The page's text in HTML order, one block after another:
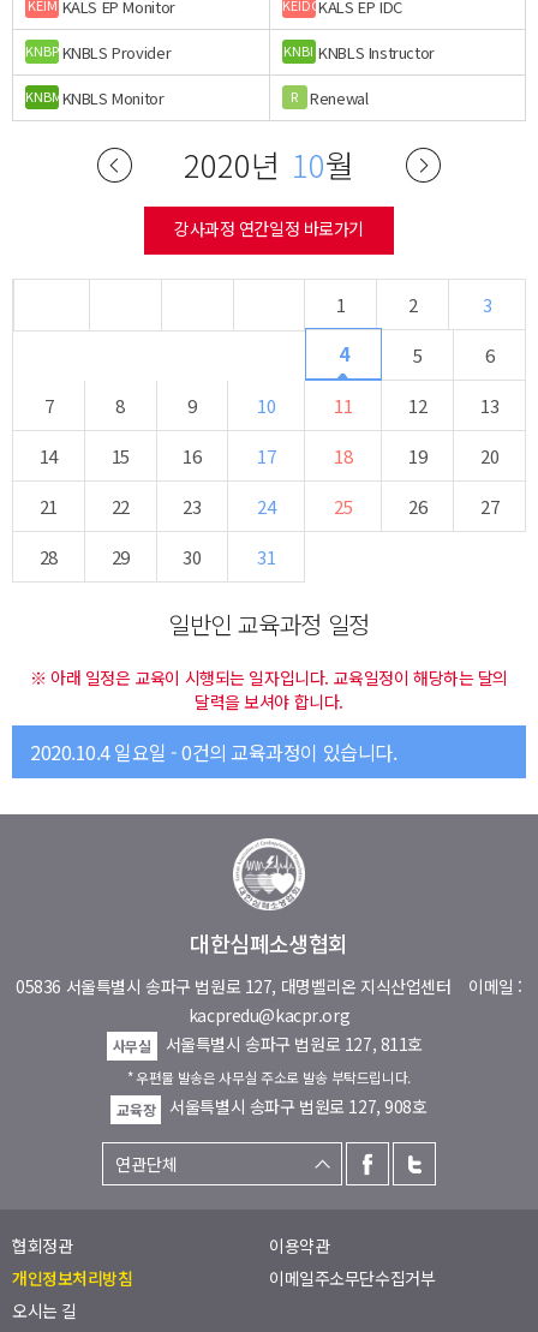
KEIM KALS EP Monitor KEIDCKALS EP IDC
KNBPKNBLS Provider KNBI KNBLS Instructor
KNBMKNBLS Monitor R Renewal
2020년 10월
강사과정 연간일정 바로가기
1 2
3
4
5
6
7
8 9 10 11 12
13
14
15 16 17 18 19
20
21
22 23 24 25 26
27
28
29 30 31
일반인 교육과정 일정
※ 아래 일정은 교육이 시행되는 일자입니다. 교육일정이 해당하는 달의
달력을 보셔야 합니다.
2020.10.4 일요일 - 0건의 교육과정이 있습니다.
대한심폐소생협회
05836 서울특별시 송파구 법원로 127, 대명벨리온 지식산업센터 이메일 :
kacpredu@kacpr.org
사무실 서울특별시 송파구 법원로 127, 811호
* 우편물 발송은 사무실 주소로 발송 부탁드립니다.
교육장
서울특별시 송파구 법원로 127, 908호
협회정관
이용약관
개인정보처리방침
이메일주소무단수집거부
오시는 길